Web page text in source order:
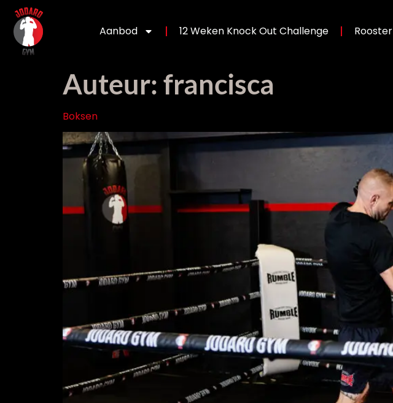
Aanbod 12 Weken Knock Out Challenge Rooster
Auteur: francisca
Boksen